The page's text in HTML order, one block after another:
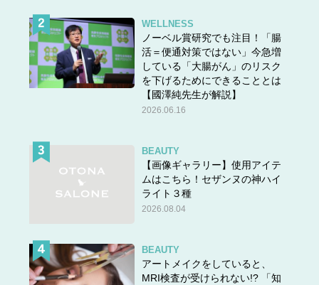
WELLNESS
ノーベル賞研究でも注目！「腸
活＝便通対策ではない」今急増
している「大腸がん」のリスク
を下げるためにできることとは
【國澤純先生が解説】
2026.06.16
BEAUTY
【画像ギャラリー】使用アイテ
ムはこちら！セザンヌの神ハイ
ライト３種
2026.08.04
BEAUTY
アートメイクをしていると、
MRI検査が受けられない!? 「知